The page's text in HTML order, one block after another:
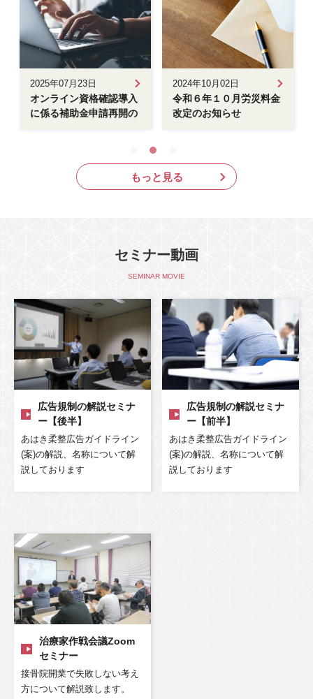
2025年07月23日
オンライン資格確認導入
に係る補助金申請再開の
2024年10月02日
令和６年１０月労災料金
改定のお知らせ
もっと見る
セミナー動画
SEMINAR MOVIE
広告規制の解説セミナ
ー【後半】
あはき柔整広告ガイドライン
(案)の解説、名称について解
説しております
広告規制の解説セミナ
ー【前半】
あはき柔整広告ガイドライン
(案)の解説、名称について解
説しております
治療家作戦会議Zoom
セミナー
接骨院開業で失敗しない考え
方について解説致します。